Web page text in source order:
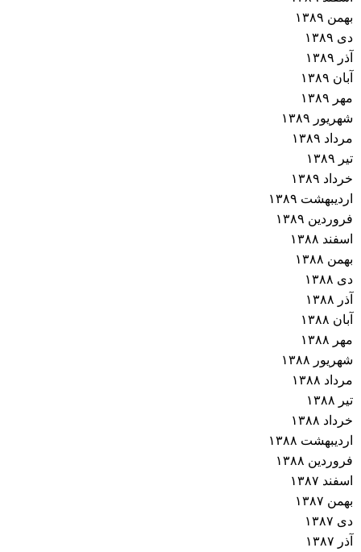
بهمن ۱۳۸۹
دی ۱۳۸۹
آذر ۱۳۸۹
آبان ۱۳۸۹
مهر ۱۳۸۹
شهریور ۱۳۸۹
مرداد ۱۳۸۹
تیر ۱۳۸۹
خرداد ۱۳۸۹
اردیبهشت ۱۳۸۹
فروردین ۱۳۸۹
اسفند ۱۳۸۸
بهمن ۱۳۸۸
دی ۱۳۸۸
آذر ۱۳۸۸
آبان ۱۳۸۸
مهر ۱۳۸۸
شهریور ۱۳۸۸
مرداد ۱۳۸۸
تیر ۱۳۸۸
خرداد ۱۳۸۸
اردیبهشت ۱۳۸۸
فروردین ۱۳۸۸
اسفند ۱۳۸۷
بهمن ۱۳۸۷
دی ۱۳۸۷
آذر ۱۳۸۷